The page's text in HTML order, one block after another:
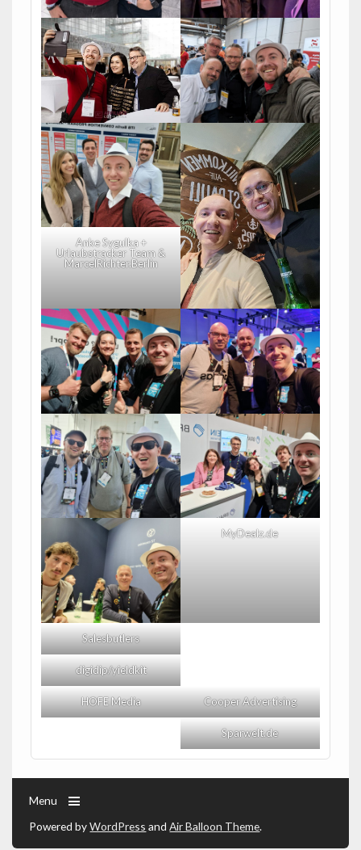
Anke Sygulka +
Urlaubstracker Team &
MarcelRichter.Berlin
MyDealz.de
Salesbutlers
digidip/yieldkit
HOFE Media Cooper Advertising
Sparwelt.de
Menu
Powered byWordPress andAir Balloon Theme.